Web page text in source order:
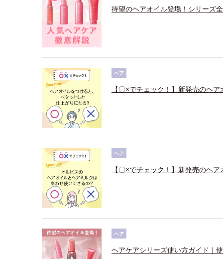
待望のヘアオイル登場！シリーズ
ヘア
【〇×でチェック！】新発売のヘ
ヘア
【〇×でチェック！】新発売のヘ
ヘア
ヘアケアシリーズ使い方ガイド｜